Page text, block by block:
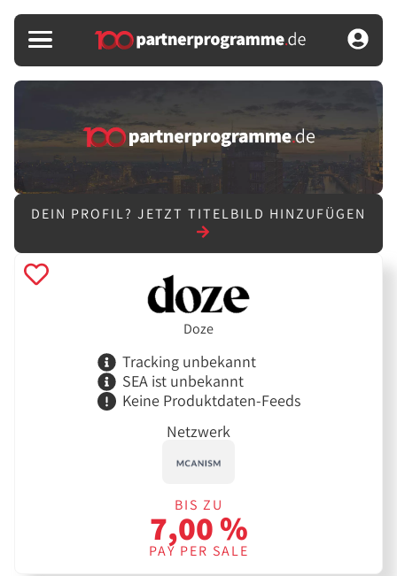
DEIN PROFIL? JETZT TITELBILD HINZUFÜGEN
Doze
Tracking unbekannt
SEA ist unbekannt
Keine Produktdaten-Feeds
Netzwerk
BIS ZU
7,00 %
PAY PER SALE